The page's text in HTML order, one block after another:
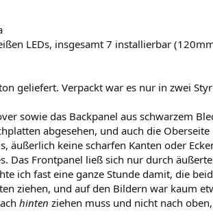
LEDs, insgesamt 7 installierbar
geliefert. Verpackt war es nur in zwei
sowie das Backpanel aus schwarzem
abgesehen, und auch die
äußerlich keine scharfen Kanten oder
Das Frontpanel ließ sich nur durch
ich fast eine ganze Stunde damit, die
ziehen, und auf den Bildern war kaum
hinten ziehen muss und nicht nach